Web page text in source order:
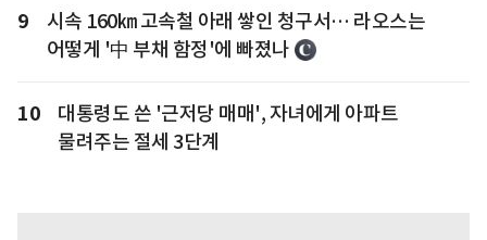
9
시속 160㎞ 고속철 아래 쌓인 청구서… 라오스는
어떻게 '中 부채 함정'에 빠졌나
10
대통령도 쓴 '근저당 매매', 자녀에게 아파트
물려주는 절세 3단계